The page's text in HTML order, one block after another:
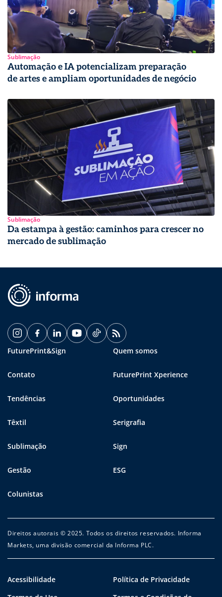
Sublimação
Automação e IA potencializam preparação
de artes e ampliam oportunidades de negócio
Sublimação
Da estampa à gestão: caminhos para crescer no
mercado de sublimação
FuturePrint&Sign Quem somos
Contato FuturePrint Xperience
Tendências Oportunidades
Têxtil Serigrafia
Sublimação Sign
Gestão ESG
Colunistas
Direitos autorais © 2025. Todos os direitos reservados. Informa
Markets, uma divisão comercial da Informa PLC.
Acessibilidade
Política de Privacidade